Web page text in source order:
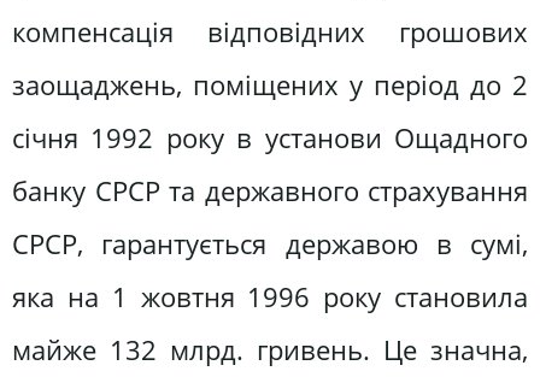
компенсація відповідних грошових
заощаджень, поміщених у період до 2
січня 1992 року в установи Ощадного
банку СРСР та державного страхування
СРСР, гарантується державою в сумі,
яка на 1 жовтня 1996 року становила
майже 132 млрд. гривень. Це значна,